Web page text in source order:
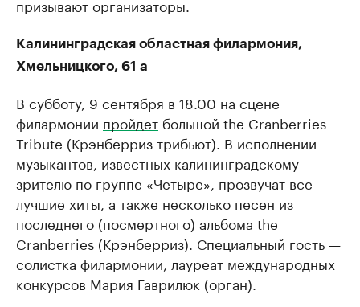
призывают организаторы.
Калининградская областная филармония,
Хмельницкого, 61 а
В субботу, 9 сентября в 18.00 на сцене
филармонии пройдет большой the Cranberries
Tribute (Крэнберриз трибьют). В исполнении
музыкантов, известных калининградскому
зрителю по группе «Четыре», прозвучат все
лучшие хиты, а также несколько песен из
последнего (посмертного) альбома the
Cranberries (Крэнберриз). Специальный гость —
солистка филармонии, лауреат международных
конкурсов Мария Гаврилюк (орган).